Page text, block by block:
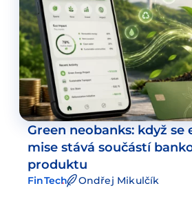
Green neobanks: když se
mise stává součástí
produktu
FinTech Ondřej Mikulčík